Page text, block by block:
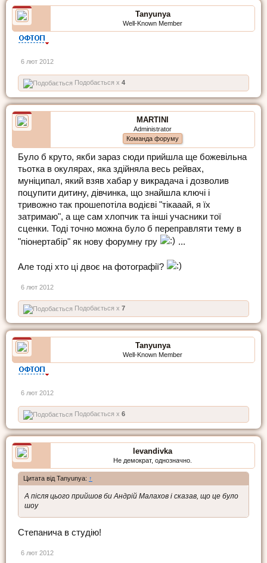
Tanyunya
Well-Known Member
6 лют 2012
Подобається x 4
MARTINI
Administrator
Команда форуму
Було б круто, якби зараз сюди прийшла ще божевільна
тьотка в окулярах, яка здійняла весь рейвах,
муніципал, який взяв хабар у викрадача і дозволив
поцупити дитину, дівчинка, що знайшла ключі і
тривожно так прошепотіла водієві "тікааай, я їх
затримаю", а ще сам хлопчик та інші учасники тої
сценки. Тоді точно можна було б переправляти тему в
"піонертабір" як нову форумну гру
...
Але тоді хто ці двоє на фотографії?
6 лют 2012
Подобається x 7
Tanyunya
Well-Known Member
6 лют 2012
Подобається x 6
levandivka
Не демократ, однозначно.
Цитата від Tanyunya: ↑
А після цього прийшов би Андрій Малахов і сказав, що це було
шоу
Степанича в студію!
6 лют 2012